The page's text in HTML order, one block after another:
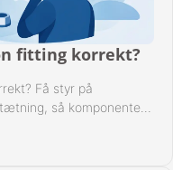
fitting korrekt?
Få styr på
så komponenten